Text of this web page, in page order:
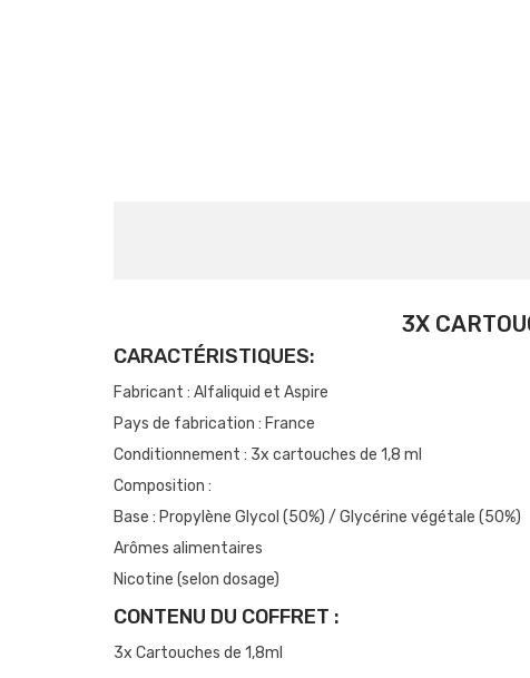
3X
CARACTÉRISTIQUES:
Fabricant : Alfaliquid et Aspire
Pays de fabrication : France
Conditionnement : 3x cartouches de 1,8 ml
Composition :
Base : Propylène Glycol (50%) / Glycérine végétale (50%)
Arômes alimentaires
Nicotine (selon dosage)
CONTENU DU COFFRET :
3x Cartouches de 1,8ml